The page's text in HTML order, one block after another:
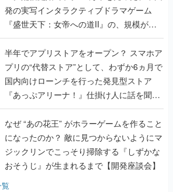
発の実写インタラクティブドラマゲーム
『盛世天下：女帝への道II』の、規模が違
うこだわりをプロデューサーに聞いた
半年でアプリストアをオープン？ スマホア
プリの“代替ストア”として、わずか6ヵ月で
国内向けローンチを行った発見型ストア
『あっぷアリーナ！』仕掛け人に話を聞い
てみた
なぜ “あの花王” がホラーゲームを作ること
になったのか？ 敵に見つからないようにマ
ジックリンでこっそり掃除する『しずかな
おそうじ』が生まれるまで【開発座談会】